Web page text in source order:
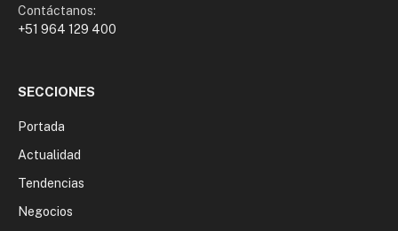
Contáctanos:
+51 964 129 400
SECCIONES
Portada
Actualidad
Tendencias
Negocios